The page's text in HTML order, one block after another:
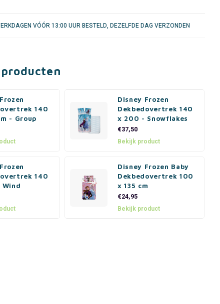
VÓÓR 13:00 UUR BESTELD, DEZELFDE DAG VERZONDEN
140
- Group
Disney Frozen
Dekbedovertrek 140
x 200 - Snowflakes
€37,50
Bekijk product
140
Disney Frozen Baby
Dekbedovertrek 100
x 135 cm
€24,95
Bekijk product